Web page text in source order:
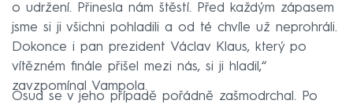
o udržení. Přinesla nám štěstí. Před každým zápasem
jsme si ji všichni pohladili a od té chvíle už neprohráli.
Dokonce i pan prezident Václav Klaus, který po
vítězném finále přišel mezi nás, si ji hladil,“
zavzpomínal Vampola.
Osud se v jeho případě pořádně zašmodrchal. Po